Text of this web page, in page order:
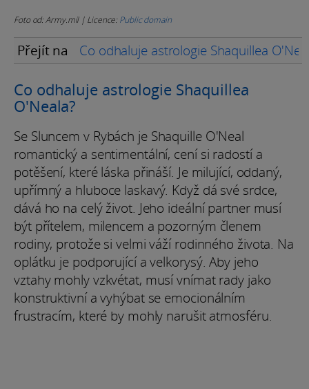
Foto od: Army.mil | Licence:Public domain
Přejít na Co odhaluje astrologie Shaquillea
Co odhaluje astrologie Shaquillea
O'Neala?
Se Sluncem v Rybách je Shaquille O'Neal
romantický a sentimentální, cení si radostí a
potěšení, které láska přináší. Je milující, oddaný,
upřímný a hluboce laskavý. Když dá své srdce,
dává ho na celý život. Jeho ideální partner musí
být přítelem, milencem a pozorným členem
rodiny, protože si velmi váží rodinného života. Na
oplátku je podporující a velkorysý. Aby jeho
vztahy mohly vzkvétat, musí vnímat rady jako
konstruktivní a vyhýbat se emocionálním
frustracím, které by mohly narušit atmosféru.